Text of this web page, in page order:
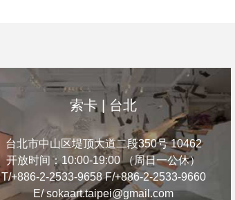
索卡 | 台北
台北市中山区堤顶大道二段350号 10462
开放时间：10:00-19:00 （周日一公休）
T/+886-2-2533-9658 F/+886-2-2533-9660
E/ sokaart.taipei@gmail.com